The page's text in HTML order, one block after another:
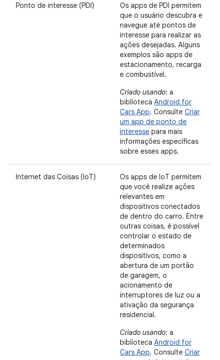
Ponto de interesse (PDI)
Os apps de PDI permitem
que o usuário descubra e
navegue até pontos de
interesse para realizar as
ações desejadas. Alguns
exemplos são apps de
estacionamento, recarga
e combustível.
Criado usando: a
biblioteca Android for
Cars App. Consulte Criar
um app de ponto de
interesse para mais
informações específicas
sobre esses apps.
Internet das Coisas (IoT)
Os apps de IoT permitem
que você realize ações
relevantes em
dispositivos conectados
de dentro do carro. Entre
outras coisas, é possível
controlar o estado de
determinados
dispositivos, como a
abertura de um portão
de garagem, o
acionamento de
interruptores de luz ou a
ativação da segurança
residencial.
Criado usando: a
biblioteca Android for
Cars App. Consulte Criar